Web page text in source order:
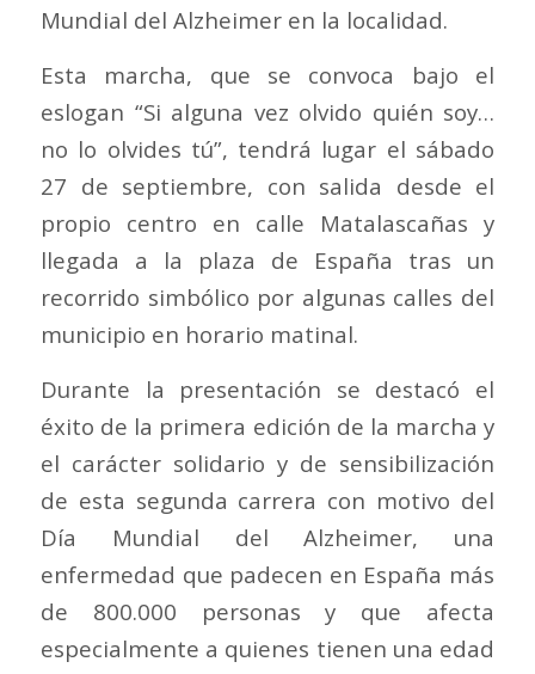
Mundial del Alzheimer en la localidad.
Esta marcha, que se convoca bajo el
eslogan “Si alguna vez olvido quién soy…
no lo olvides tú”, tendrá lugar el sábado
27 de septiembre, con salida desde el
propio centro en calle Matalascañas y
llegada a la plaza de España tras un
recorrido simbólico por algunas calles del
municipio en horario matinal.
Durante la presentación se destacó el
éxito de la primera edición de la marcha y
el carácter solidario y de sensibilización
de esta segunda carrera con motivo del
Día Mundial del Alzheimer, una
enfermedad que padecen en España más
de 800.000 personas y que afecta
especialmente a quienes tienen una edad